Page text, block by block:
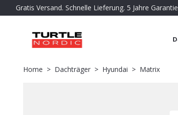
Gratis Versand. Schnelle Lieferung. 5 Jahre
Home Dachträger Hyundai Matrix